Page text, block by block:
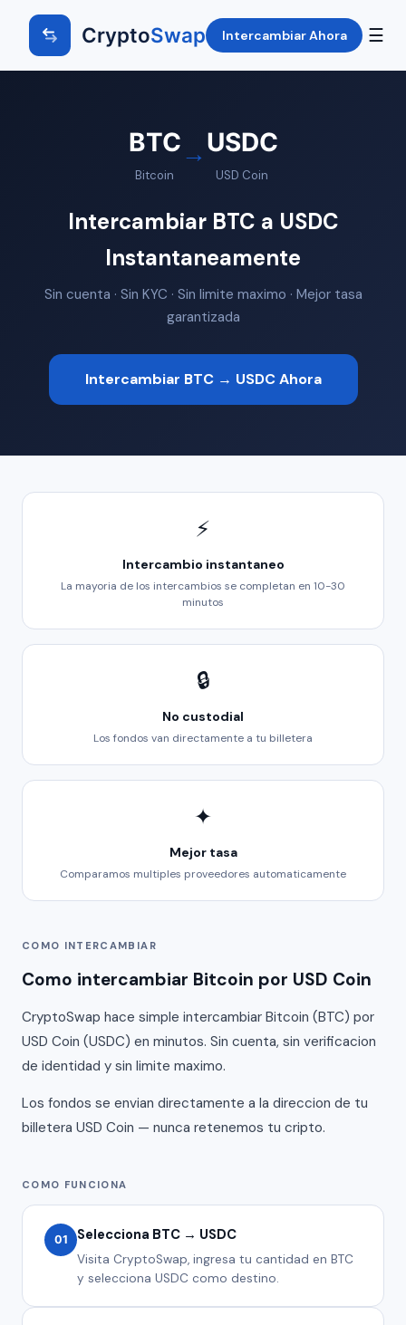
CryptoSwap Intercambiar Ahora ☰
BTC
Bitcoin
→USDC
USD Coin
Intercambiar BTC a USDC
Instantaneamente
Sin cuenta · Sin KYC · Sin limite maximo · Mejor tasa
garantizada
Intercambiar BTC → USDC Ahora
⚡
Intercambio instantaneo
La mayoria de los intercambios se completan en 10-30
minutos
🔒
No custodial
Los fondos van directamente a tu billetera
✦
Mejor tasa
Comparamos multiples proveedores automaticamente
COMO INTERCAMBIAR
Como intercambiar Bitcoin por USD Coin
CryptoSwap hace simple intercambiar Bitcoin (BTC) por
USD Coin (USDC) en minutos. Sin cuenta, sin verificacion
de identidad y sin limite maximo.
Los fondos se envian directamente a la direccion de tu
billetera USD Coin — nunca retenemos tu cripto.
COMO FUNCIONA
01 Selecciona BTC → USDC
Visita CryptoSwap, ingresa tu cantidad en BTC
y selecciona USDC como destino.